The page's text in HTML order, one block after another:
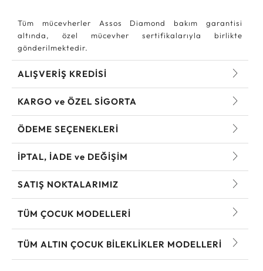
Tüm mücevherler Assos Diamond bakım garantisi
altında, özel mücevher sertifikalarıyla birlikte
gönderilmektedir.
ALIŞVERİŞ KREDİSİ
KARGO ve ÖZEL SİGORTA
ÖDEME SEÇENEKLERİ
İPTAL, İADE ve DEĞİŞİM
SATIŞ NOKTALARIMIZ
TÜM ÇOCUK MODELLERI
TÜM ALTIN ÇOCUK BILEKLIKLER MODELLERI